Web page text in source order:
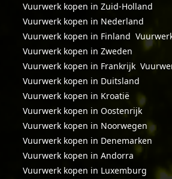
Vuurwerk kopen in Zuid-Holland
Vuurwerk kopen in Nederland
Vuurwerk kopen in Finland
Vuurwerk kopen in Zweden
Vuurwerk kopen in Frankrijk
Vuurwerk kopen in Duitsland
Vuurwerk kopen in Kroatië
Vuurwerk kopen in Oostenrijk
Vuurwerk kopen in Noorwegen
Vuurwerk kopen in Denemarken
Vuurwerk kopen in Andorra
Vuurwerk kopen in Luxemburg